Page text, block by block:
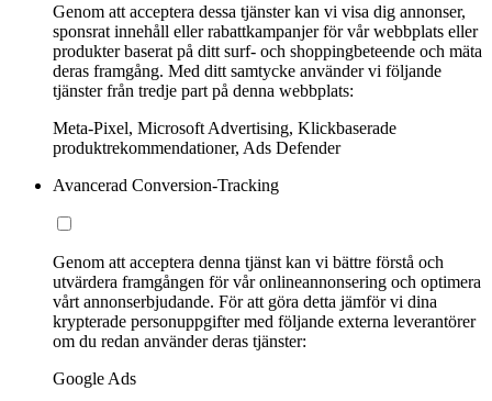
Genom att acceptera dessa tjänster kan vi visa dig annonser,
sponsrat innehåll eller rabattkampanjer för vår webbplats eller
produkter baserat på ditt surf- och shoppingbeteende och mäta
deras framgång. Med ditt samtycke använder vi följande
tjänster från tredje part på denna webbplats:
Meta-Pixel, Microsoft Advertising, Klickbaserade
produktrekommendationer, Ads Defender
Avancerad Conversion-Tracking
Genom att acceptera denna tjänst kan vi bättre förstå och
utvärdera framgången för vår onlineannonsering och optimera
vårt annonserbjudande. För att göra detta jämför vi dina
krypterade personuppgifter med följande externa leverantörer
om du redan använder deras tjänster:
Google Ads